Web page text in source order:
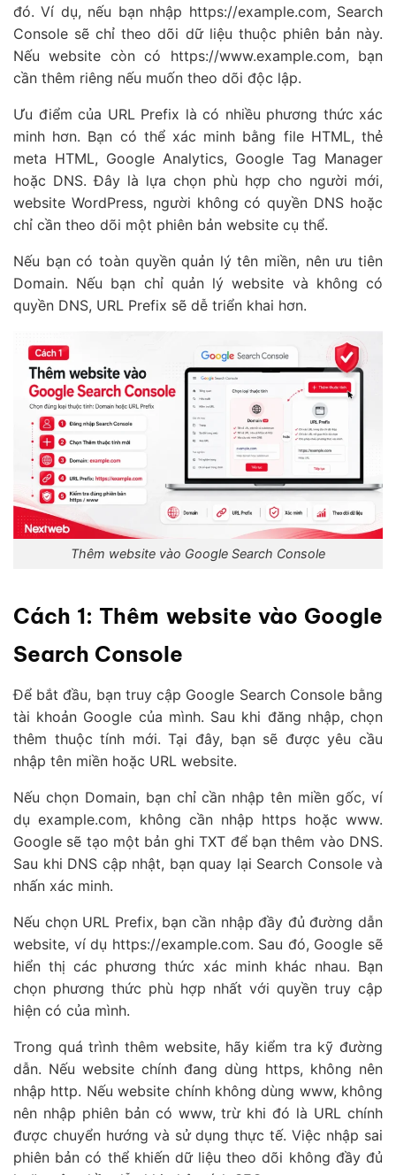
đó. Ví dụ, nếu bạn nhập https://example.com, Search
Console sẽ chỉ theo dõi dữ liệu thuộc phiên bản này.
Nếu website còn có https://www.example.com, bạn
cần thêm riêng nếu muốn theo dõi độc lập.
Ưu điểm của URL Prefix là có nhiều phương thức xác
minh hơn. Bạn có thể xác minh bằng file HTML, thẻ
meta HTML, Google Analytics, Google Tag Manager
hoặc DNS. Đây là lựa chọn phù hợp cho người mới,
website WordPress, người không có quyền DNS hoặc
chỉ cần theo dõi một phiên bản website cụ thể.
Nếu bạn có toàn quyền quản lý tên miền, nên ưu tiên
Domain. Nếu bạn chỉ quản lý website và không có
quyền DNS, URL Prefix sẽ dễ triển khai hơn.
Thêm website vào Google Search Console
Cách 1: Thêm website vào Google
Search Console
Để bắt đầu, bạn truy cập Google Search Console bằng
tài khoản Google của mình. Sau khi đăng nhập, chọn
thêm thuộc tính mới. Tại đây, bạn sẽ được yêu cầu
nhập tên miền hoặc URL website.
Nếu chọn Domain, bạn chỉ cần nhập tên miền gốc, ví
dụ example.com, không cần nhập https hoặc www.
Google sẽ tạo một bản ghi TXT để bạn thêm vào DNS.
Sau khi DNS cập nhật, bạn quay lại Search Console và
nhấn xác minh.
Nếu chọn URL Prefix, bạn cần nhập đầy đủ đường dẫn
website, ví dụ https://example.com. Sau đó, Google sẽ
hiển thị các phương thức xác minh khác nhau. Bạn
chọn phương thức phù hợp nhất với quyền truy cập
hiện có của mình.
Trong quá trình thêm website, hãy kiểm tra kỹ đường
dẫn. Nếu website chính đang dùng https, không nên
nhập http. Nếu website chính không dùng www, không
nên nhập phiên bản có www, trừ khi đó là URL chính
được chuyển hướng và sử dụng thực tế. Việc nhập sai
phiên bản có thể khiến dữ liệu theo dõi không đầy đủ